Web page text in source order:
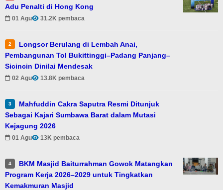
Adu Penalti di Hong Kong
01 Agu 31.2K pembaca
2
Longsor Berulang di Lembah Anai,
Pembangunan Tol Bukittinggi–Padang Panjang–
Sicincin Dinilai Mendesak
02 Agu 13.8K pembaca
3
Mahfuddin Cakra Saputra Resmi Ditunjuk
Sebagai Kajari Sumbawa Barat dalam Mutasi
Kejagung 2026
01 Agu 13K pembaca
4
BKM Masjid Baiturrahman Gowok Matangkan
Program Kerja 2026–2029 untuk Tingkatkan
Kemakmuran Masjid